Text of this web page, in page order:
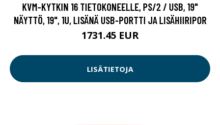
KVM-KYTKIN 16 TIETOKONEELLE, PS/2 / USB, 19"
NÄYTTÖ, 19", 1U, LISÄNÄ USB-PORTTI JA LISÄHIIRIPOR
1731.45 EUR
LISÄTIETOJA